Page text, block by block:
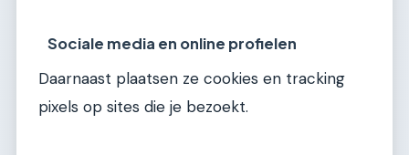
Sociale media en online profielen
Daarnaast plaatsen ze cookies en tracking
pixels op sites die je bezoekt.